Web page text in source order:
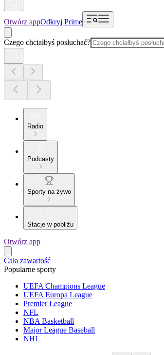
Otwórz appOdkryj Prime
Czego chciałbyś posłuchać?
Radio
Podcasty
Sporty na żywo
Stacje w pobliżu
Otwórz app
Cała zawartość
Popularne sporty
UEFA Champions League
UEFA Europa League
Premier League
NFL
NBA Basketball
Major League Baseball
NHL